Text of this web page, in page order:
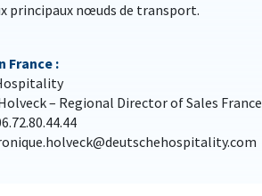
principaux nœuds de transport.
France :
– Regional Director of Sales France